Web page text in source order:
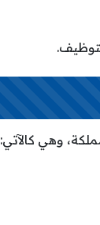
وهي كالآتي: